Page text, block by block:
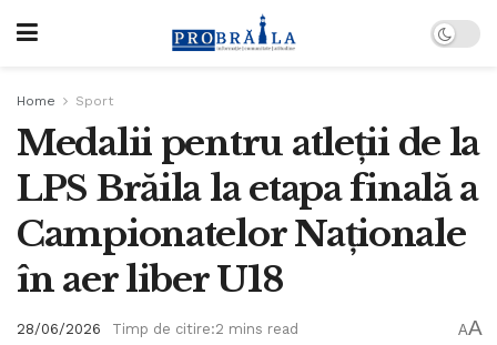
Home Sport
Medalii pentru atleții de la
LPS Brăila la etapa finală a
Campionatelor Naționale
în aer liber U18
28/06/2026 Timp de citire:2 mins read AA